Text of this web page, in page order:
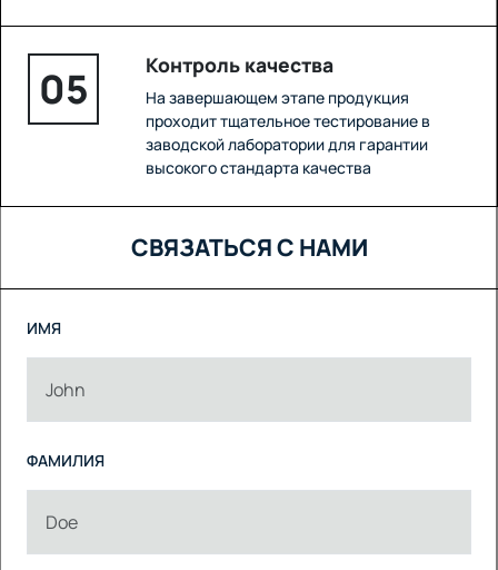
05 Контроль качества
На завершающем этапе продукция
проходит тщательное тестирование в
заводской лаборатории для гарантии
высокого стандарта качества
СВЯЗАТЬСЯ С НАМИ
ИМЯ
ФАМИЛИЯ